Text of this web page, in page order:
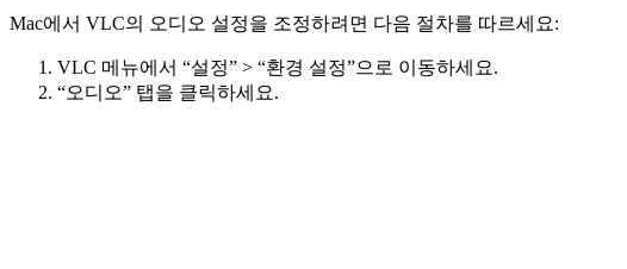
Mac에서 VLC의 오디오 설정을 조정하려면 다음 절차를 따르세요:
VLC 메뉴에서 “설정” > “환경 설정”으로 이동하세요.
“오디오” 탭을 클릭하세요.